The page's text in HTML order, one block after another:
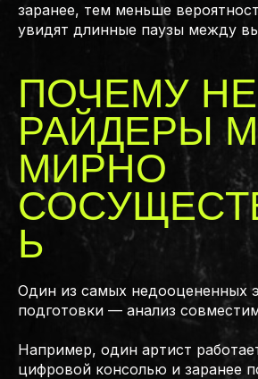
заранее, тем меньше
увидят длинные паузы между
ПОЧЕМУ
РАЙДЕРЫ
МИРНО
Ь
Один из самых недооцененных
подготовки — анализ
Например, один артист
цифровой консолью и заранее